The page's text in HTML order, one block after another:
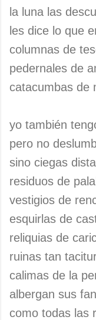
la luna las
les dice lo que
columnas de
pedernales de
catacumbas de
yo también
pero no
sino ciegas
residuos de
vestigios de
esquirlas de
reliquias de
ruinas tan
calimas de la
albergan sus
como todas las